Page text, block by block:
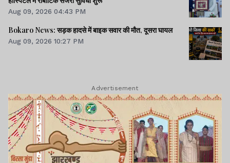
Aug 09, 2026 04:43 PM
Bokaro News: सड़क हादसे में बाइक सवार की मौत, दूसरा घायल
Aug 09, 2026 10:27 PM
Advertisement